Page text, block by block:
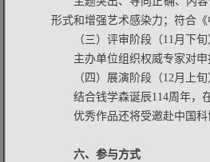
形式和增强艺术感染力；符合
（三）评审阶段（11月下
主办单位组织权威专家对
（四）展演阶段（12月上
结合钱学森诞辰114周年，
优秀作品还将受邀赴中国
六、参与方式